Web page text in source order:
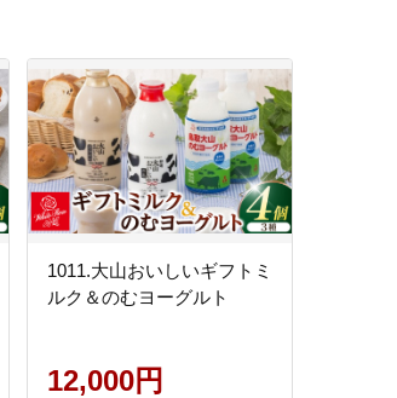
1011.大山おいしいギフトミ
ルク＆のむヨーグルト
12,000円